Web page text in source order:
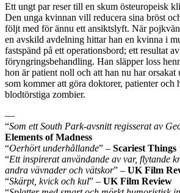
Ett ungt par reser till en skum östeuropeisk
Den unga kvinnan vill reducera sina bröst
följt med för ännu ett ansiktslyft. När
en avskild avdelning hittar han en kvinna i
fastspänd på ett operationsbord; ett resultat
föryngringsbehandling. Han släpper loss
hon är patient noll och att han nu har orsakat
som kommer att göra doktorer, patienter och
blodtörstiga zombier.
—
“Som ett South Park-avsnitt regisserat av
Elements of Madness
“Oerhört underhållande” – Scariest Things
“Ett inspirerat användande av var, flytande
andra vävnader och vätskor” – UK Film
“Skärpt, kvick och kul” – UK Film Review